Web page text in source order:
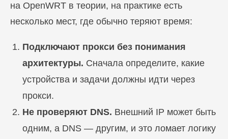
на OpenWRT в теории, на практике есть
несколько мест, где обычно теряют время:
Подключают прокси без понимания
архитектуры. Сначала определите, какие
устройства и задачи должны идти через
прокси.
Не проверяют DNS. Внешний IP может быть
одним, а DNS — другим, и это ломает логику